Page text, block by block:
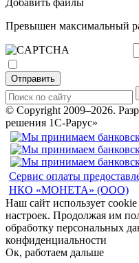
Добавить файлы
Превышен максимальный
Отправить
© Copyright 2009–2026.
решения 1С-Рарус»
Сервис оплаты
НКО «МОНЕТА» (ООО)
Наш сайт использует
настроек. Продолжая им
обработку персональных
конфиденциальности
Ок, работаем дальше